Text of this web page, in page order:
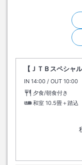
【ＪＴＢスペシャ
IN チェックイン
14:00 / OUT チェッ
10:00
夕食/朝食付き
和室 10.5畳＋踏込